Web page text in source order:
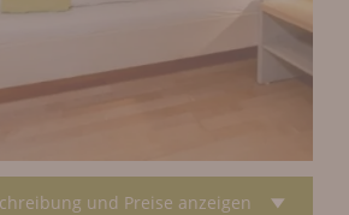
und Preise anzeigen